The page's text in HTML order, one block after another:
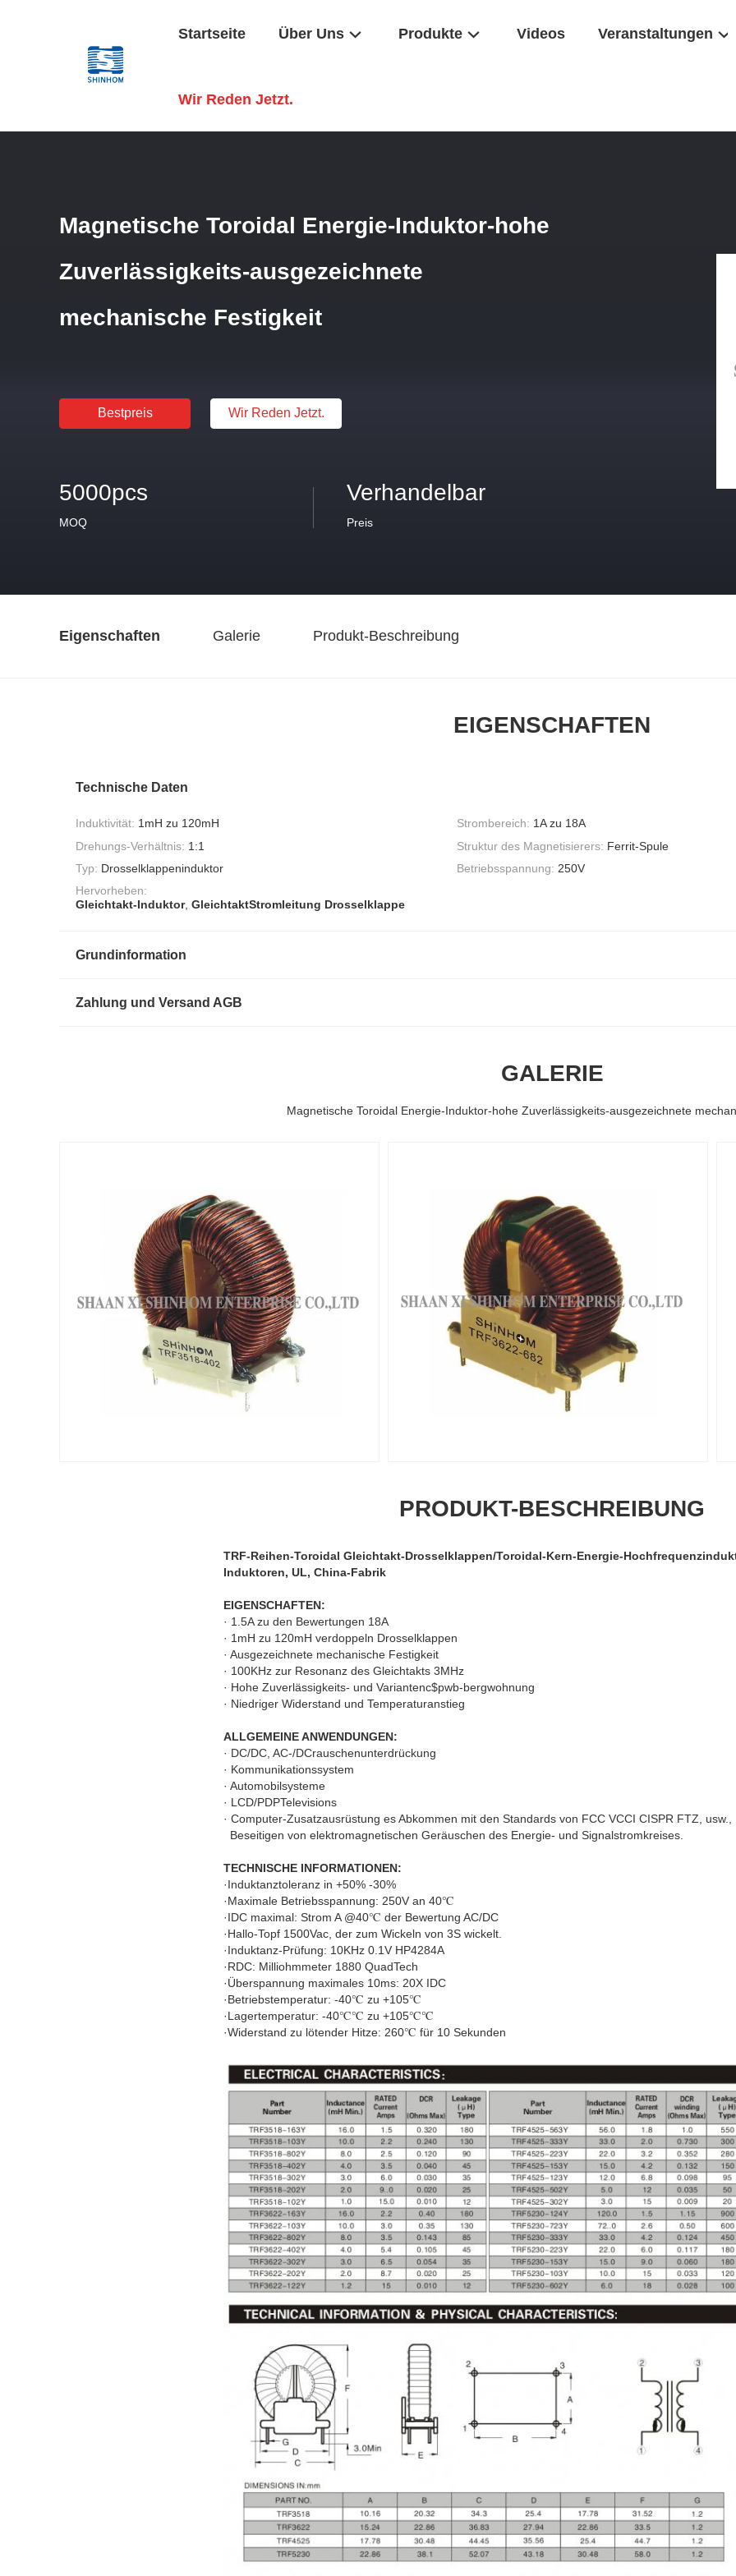
Startseite Über Uns Produkte Videos Veranstaltungen
Wir Reden Jetzt.
Magnetische Toroidal Energie-Induktor-hohe
Zuverlässigkeits-ausgezeichnete
mechanische Festigkeit
Bestpreis Wir Reden Jetzt.
5000pcs
MOQ
Verhandelbar
Preis
Eigenschaften Galerie Produkt-Beschreibung
EIGENSCHAFTEN
Technische Daten
Induktivität: 1mH zu 120mH Strombereich: 1A zu 18A
Drehungs-Verhältnis: 1:1 Struktur des Magnetisierers: Ferrit-Spule
Typ: Drosselklappeninduktor Betriebsspannung: 250V
Hervorheben:
Gleichtakt-Induktor, GleichtaktStromleitung Drosselklappe
Grundinformation
Zahlung und Versand AGB
GALERIE
Magnetische Toroidal Energie-Induktor-hohe Zuverlässigkeits-ausgezeichnete
PRODUKT-BESCHREIBUNG
TRF-Reihen-Toroidal Gleichtakt-Drosselklappen/Toroidal-Kern-Energie-
Induktoren, UL, China-Fabrik
EIGENSCHAFTEN:
· 1.5A zu den Bewertungen 18A
· 1mH zu 120mH verdoppeln Drosselklappen
· Ausgezeichnete mechanische Festigkeit
· 100KHz zur Resonanz des Gleichtakts 3MHz
· Hohe Zuverlässigkeits- und Variantenc$pwb-bergwohnung
· Niedriger Widerstand und Temperaturanstieg
ALLGEMEINE ANWENDUNGEN:
· DC/DC, AC-/DCrauschenunterdrückung
· Kommunikationssystem
· Automobilsysteme
· LCD/PDPTelevisions
· Computer-Zusatzausrüstung es Abkommen mit den Standards von FCC VCCI CISPR FTZ, usw.,
Beseitigen von elektromagnetischen Geräuschen des Energie- und Signalstromkreises.
TECHNISCHE INFORMATIONEN:
·Induktanztoleranz in +50% -30%
·Maximale Betriebsspannung: 250V an 40℃
·IDC maximal: Strom A @40℃ der Bewertung AC/DC
·Hallo-Topf 1500Vac, der zum Wickeln von 3S wickelt.
·Induktanz-Prüfung: 10KHz 0.1V HP4284A
·RDC: Milliohmmeter 1880 QuadTech
·Überspannung maximales 10ms: 20X IDC
·Betriebstemperatur: -40℃ zu +105℃
·Lagertemperatur: -40℃℃ zu +105℃℃
·Widerstand zu lötender Hitze: 260℃ für 10 Sekunden